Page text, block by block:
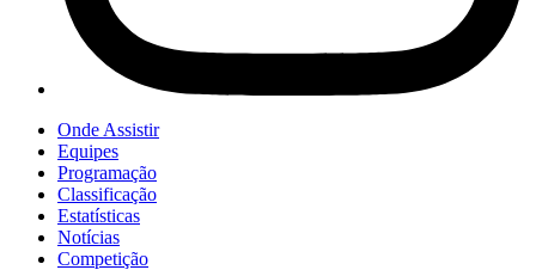
Onde Assistir
Equipes
Programação
Classificação
Estatísticas
Notícias
Competição